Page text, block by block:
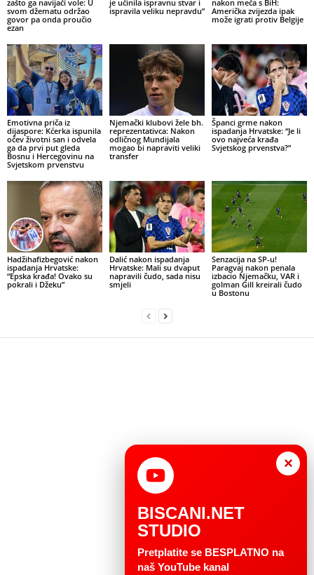
zašto ga navijači vole: U
svom džematu održao
govor pa onda proučio
ezan
je učinila ispravnu stvar i
ispravila veliku nepravdu”
nakon meča s BiH:
Američka zvijezda ipak
može igrati protiv Belgije
Emotivna priča iz
dijaspore: Kćerka ispunila
očev životni san i odvela
ga da prvi put gleda
Bosnu i Hercegovinu na
Svjetskom prvenstvu
Njemački klubovi žele bh.
reprezentativca: Nakon
odličnog Mundijala
mogao bi napraviti veliki
transfer
Španci grme nakon
ispadanja Hrvatske: “Je li
ovo najveća krađa
Svjetskog prvenstva?”
Hadžihafizbegović nakon
ispadanja Hrvatske:
“Epska krađa! Ovako su
pokrali i Džeku”
Dalić nakon ispadanja
Hrvatske: Mali su dvaput
napravili čudo, sada nisu
smjeli
Senzacija na SP-u!
Paragvaj nakon penala
izbacio Njemačku, VAR i
golman Gill kreirali čudo
u Bostonu
×
BISCANI.NET
STUDIO
Pretplatite se BESPLATNO na
naš YouTube kanal